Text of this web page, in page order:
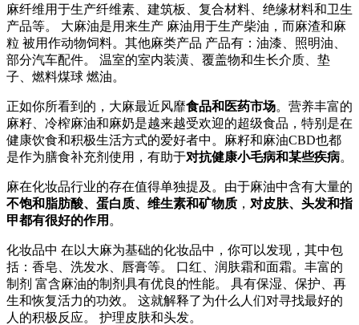
麻纤维用于生产纤维素、建筑板、复合材料、绝缘材料和卫生
产品等。 大麻油是用来生产 麻油用于生产柴油，而麻渣和麻
粒 被用作动物饲料。其他麻类产品 产品有：油漆、照明油、
部分汽车配件。 温室的室内装潢、覆盖物和生长介质、垫
子、燃料煤球 燃油。
正如你所看到的，大麻最近风靡食品和医药市场。营养丰富的
麻籽、冷榨麻油和麻奶是越来越受欢迎的超级食品，特别是在
健康饮食和积极生活方式的爱好者中。麻籽和麻油CBD也都
是作为膳食补充剂使用，有助于对抗健康小毛病和某些疾病。
麻在化妆品行业的存在值得单独提及。由于麻油中含有大量的
不饱和脂肪酸、蛋白质、维生素和矿物质 ， 对皮肤、头发和指
甲都有很好的作用 。
化妆品中 在以大麻为基础的化妆品中，你可以发现，其中包
括：香皂、洗发水、唇膏等。 口红、润肤霜和面霜。丰富的
制剂 富含麻油的制剂具有优良的性能。 具有保湿、保护、再
生和恢复活力的功效。 这就解释了为什么人们对寻找最好的
人的积极反应。 护理皮肤和头发。